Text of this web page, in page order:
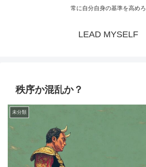
常に自分自身の基準を高めろ
LEAD MYSELF
秩序か混乱か？
未分類